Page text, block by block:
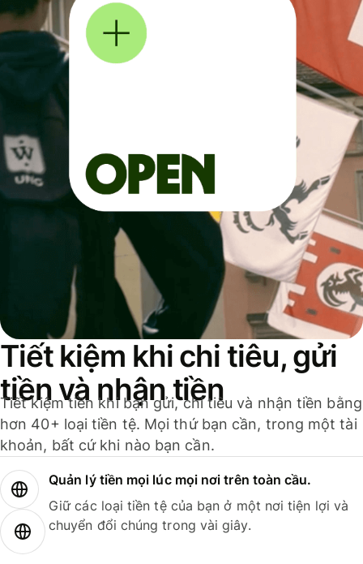
Tiết kiệm khi chi tiêu, gửi
tiền và nhận tiền
Tiết kiệm tiền khi bạn gửi, chi tiêu và nhận tiền bằng
hơn 40+ loại tiền tệ. Mọi thứ bạn cần, trong một tài
khoản, bất cứ khi nào bạn cần.
Quản lý tiền mọi lúc mọi nơi trên toàn cầu.
Giữ các loại tiền tệ của bạn ở một nơi tiện lợi và
chuyển đổi chúng trong vài giây.